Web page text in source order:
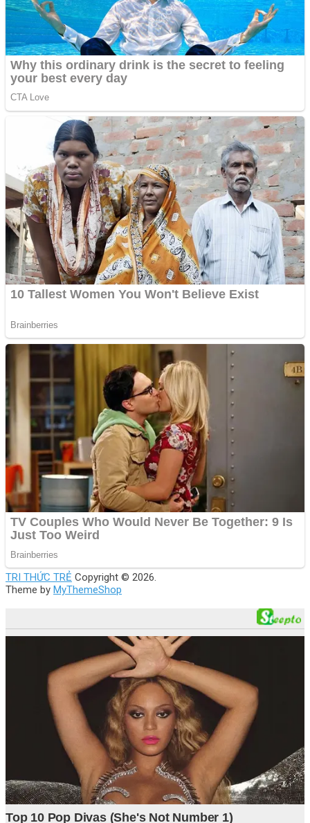
TRI THỨC TRẺ Copyright © 2026.
Theme by MyThemeShop